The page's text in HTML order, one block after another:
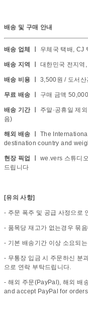
배송 및 구매 안내
배송 업체 ㅣ 우체국 택배, CJ
배송 지역 ㅣ 대한민국 전지
배송 비용 ㅣ 3,500원 / 도서산
무료 배송 ㅣ 구매 금액
배송 기간 ㅣ 주말·공휴일 제
음)
해외 배송 ㅣ The
destination country and
현장 픽업 ㅣ we.vers 스튜디
드립니다
[유의 사항]
- 주문 폭주 및 공급 사정으로
- 품목당 재고가 없는경우 묶
- 기본 배송기간 이상 소요되
- 무통장 입금 시 주문하신 분
으로 연락 부탁드립니다.
- 해외 주문(PayPal), 해외 배
and accept PayPal for